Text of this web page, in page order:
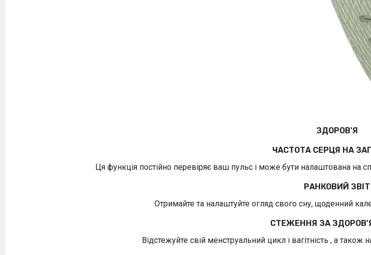
ЗДОРОВ'Я
ЧАСТОТА СЕРЦЯ НА
Ця функція постійно перевіряє ваш пульс і може бути налаштована на
РАНКОВИЙ ЗВІТ
Отримайте та налаштуйте огляд свого сну, щоденний
СТЕЖЕННЯ ЗА
Відстежуйте свій менструальний цикл і вагітність , а